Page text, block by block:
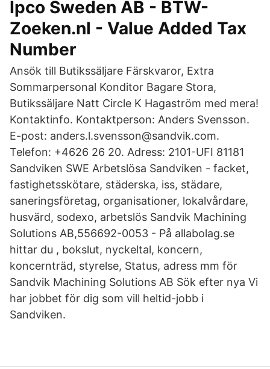
Ipco Sweden AB - BTW-
Zoeken.nl - Value Added Tax
Number
Ansök till Butikssäljare Färskvaror, Extra
Sommarpersonal Konditor Bagare Stora,
Butikssäljare Natt Circle K Hagaström med mera!
Kontaktinfo. Kontaktperson: Anders Svensson.
E-post: anders.l.svensson@sandvik.com.
Telefon: +4626 26 20. Adress: 2101-UFI 81181
Sandviken SWE Arbetslösa Sandviken - facket,
fastighetsskötare, städerska, iss, städare,
saneringsföretag, organisationer, lokalvårdare,
husvärd, sodexo, arbetslös Sandvik Machining
Solutions AB,556692-0053 - På allabolag.se
hittar du , bokslut, nyckeltal, koncern,
koncernträd, styrelse, Status, adress mm för
Sandvik Machining Solutions AB Sök efter nya Vi
har jobbet för dig som vill heltid-jobb i
Sandviken.